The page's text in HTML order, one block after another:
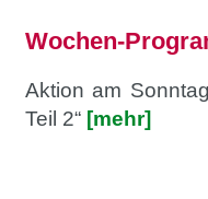
Wochen-
Aktion am
Teil 2“ [mehr]